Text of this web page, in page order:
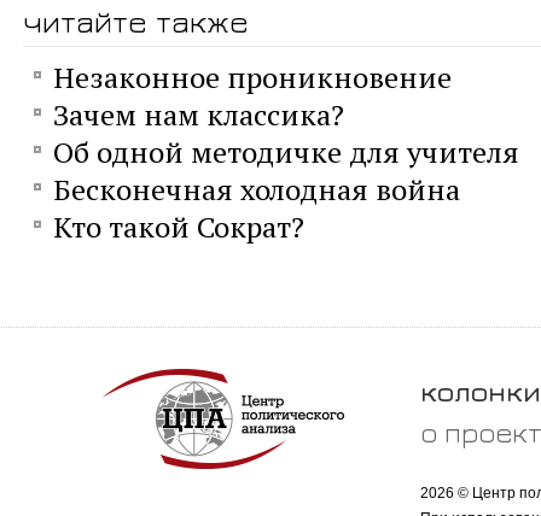
читайте также
Незаконное проникновение
Зачем нам классика?
Об одной методичке для учителя
Бесконечная холодная война
Кто такой Сократ?
колонки
о
2026 © Центр